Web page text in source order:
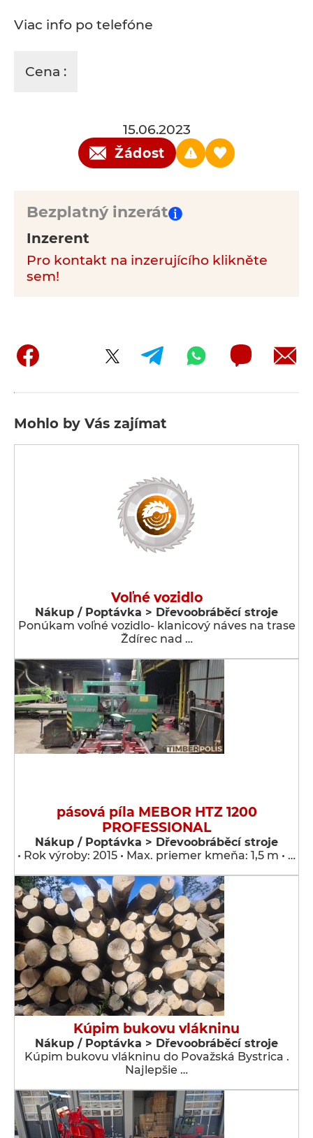
Viac info po telefóne
Cena :
15.06.2023
Žádost
Bezplatný inzerát
Inzerent
Pro kontakt na inzerujícího klikněte
sem!
Mohlo by Vás zajímat
Voľné vozidlo
Nákup / Poptávka > Dřevoobráběcí stroje
Ponúkam voľné vozidlo- klanicový náves na trase
Ždírec nad …
pásová píla MEBOR HTZ 1200
PROFESSIONAL
Nákup / Poptávka > Dřevoobráběcí stroje
• Rok výroby: 2015 • Max. priemer kmeňa: 1,5 m • …
Kúpim bukovu vlákninu
Nákup / Poptávka > Dřevoobráběcí stroje
Kúpim bukovu vlákninu do Považská Bystrica .
Najlepšie …